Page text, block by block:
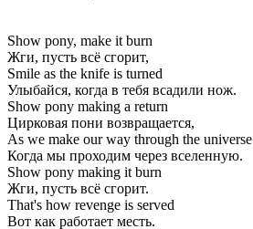
Show pony, make it burn
Жги, пусть всё сгорит,
Smile as the knife is turned
Улыбайся, когда в тебя всадили нож.
Show pony making a return
Цирковая пони возвращается,
As we make our way through the universe
Когда мы проходим через вселенную.
Show pony making it burn
Жги, пусть всё сгорит.
That's how revenge is served
Вот как работает месть.